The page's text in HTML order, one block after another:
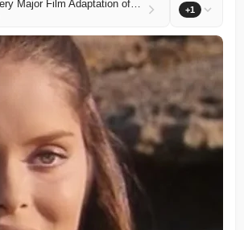
A Guide to Every Major Film Adaptation of Homer’s Odyssey Before Christopher Nolan’s Movie +1